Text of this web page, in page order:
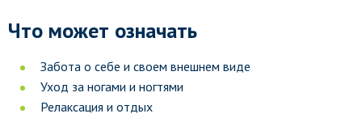
Что может означать
Забота о себе и своем внешнем виде
Уход за ногами и ногтями
Релаксация и отдых